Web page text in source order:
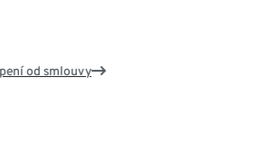
od smlouvy